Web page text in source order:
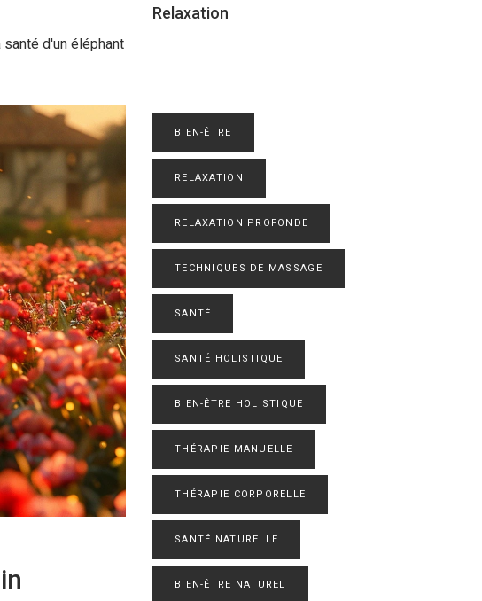
d'un éléphant
Relaxation
BIEN-ÊTRE
RELAXATION
RELAXATION PROFONDE
TECHNIQUES DE MASSAGE
SANTÉ
SANTÉ HOLISTIQUE
BIEN-ÊTRE HOLISTIQUE
THÉRAPIE MANUELLE
THÉRAPIE CORPORELLE
SANTÉ NATURELLE
BIEN-ÊTRE NATUREL